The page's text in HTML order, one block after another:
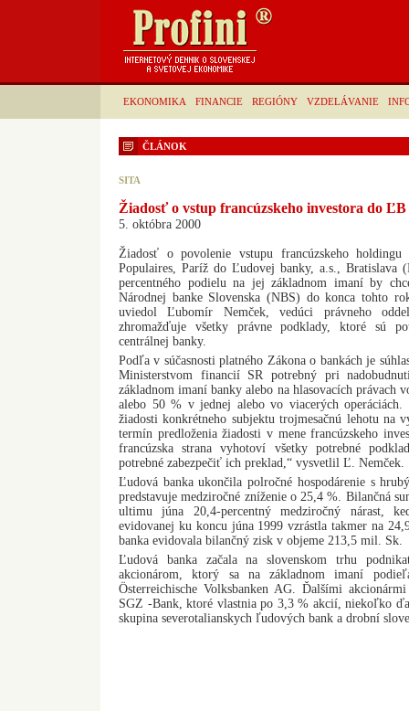
EKONOMIKA FINANCIE REGIÓNY VZDELÁVANIE
ČLÁNOK
SITA
Žiadosť o vstup francúzskeho investora do
5. októbra 2000
Žiadosť o povolenie vstupu francúzskeho holdingu
Populaires, Paríž do Ľudovej banky, a.s., Bratislava
percentného podielu na jej základnom imaní by
Národnej banke Slovenska (NBS) do konca tohto
uviedol Ľubomír Nemček, vedúci právneho
zhromažďuje všetky právne podklady, ktoré sú
centrálnej banky.
Podľa v súčasnosti platného Zákona o bankách je
Ministerstvom financií SR potrebný pri
základnom imaní banky alebo na hlasovacích právach
alebo 50 % v jednej alebo vo viacerých operáciách.
žiadosti konkrétneho subjektu trojmesačnú lehotu na
termín predloženia žiadosti v mene francúzskeho
francúzska strana vyhotoví všetky potrebné
potrebné zabezpečiť ich preklad,“ vysvetlil Ľ. Nemček.
Ľudová banka ukončila polročné hospodárenie s
predstavuje medziročné zníženie o 25,4 %. Bilančná
ultimu júna 20,4-percentný medziročný nárast,
evidovanej ku koncu júna 1999 vzrástla takmer na
banka evidovala bilančný zisk v objeme 213,5 mil. Sk.
Ľudová banka začala na slovenskom trhu
akcionárom, ktorý sa na základnom imaní
Österreichische Volksbanken AG. Ďalšími
SGZ -Bank, ktoré vlastnia po 3,3 % akcií, niekoľko
skupina severotalianskych ľudových bank a drobní